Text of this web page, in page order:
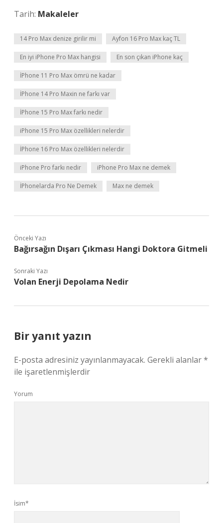
Tarih: Makaleler
14 Pro Max denize girilir mi Ayfon 16 Pro Max kaç TL
En iyi iPhone Pro Max hangisi En son çıkan iPhone kaç
İPhone 11 Pro Max ömrü ne kadar
İPhone 14 Pro Maxin ne farkı var
İPhone 15 Pro Max farkı nedir
iPhone 15 Pro Max özellikleri nelerdir
İPhone 16 Pro Max özellikleri nelerdir
iPhone Pro farkı nedir iPhone Pro Max ne demek
İPhonelarda Pro Ne Demek Max ne demek
Önceki Yazı
Bağırsağın Dışarı Çıkması Hangi Doktora Gitmeli
Sonraki Yazı
Volan Enerji Depolama Nedir
Bir yanıt yazın
E-posta adresiniz yayınlanmayacak. Gerekli alanlar*
ile işaretlenmişlerdir
Yorum
İsim*